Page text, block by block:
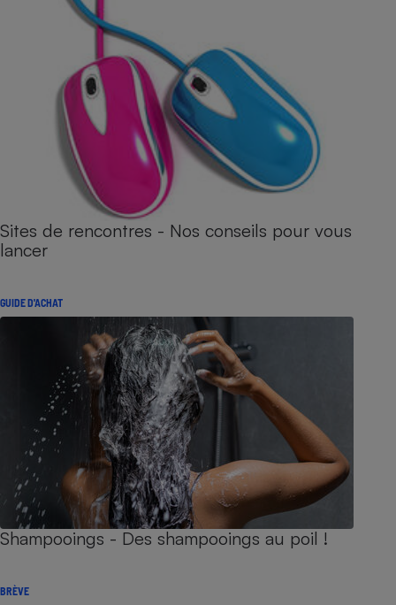
Sites de rencontres - Nos conseils pour vous
lancer
GUIDE D'ACHAT
Shampooings - Des shampooings au poil !
BRÈVE